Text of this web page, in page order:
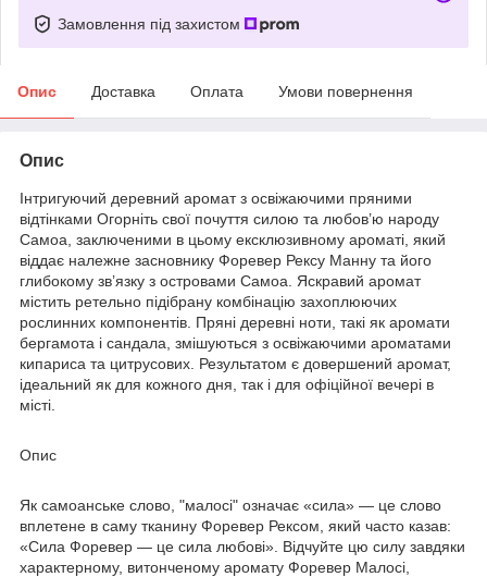
Замовлення під захистом
Опис Доставка Оплата Умови повернення
Опис
Інтригуючий деревний аромат з освіжаючими пряними
відтінками Огорніть свої почуття силою та любов’ю народу
Самоа, заключеними в цьому ексклюзивному ароматі, який
віддає належне засновнику Форевер Рексу Манну та його
глибокому зв’язку з островами Самоа. Яскравий аромат
містить ретельно підібрану комбінацію захоплюючих
рослинних компонентів. Пряні деревні ноти, такі як аромати
бергамота і сандала, змішуються з освіжаючими ароматами
кипариса та цитрусових. Результатом є довершений аромат,
ідеальний як для кожного дня, так і для офіційної вечері в
місті.
Опис
Як самоанське слово, "малосі" означає «сила» — це слово
вплетене в саму тканину Форевер Рексом, який часто казав:
«Сила Форевер — це сила любові». Відчуйте цю силу завдяки
характерному, витонченому аромату Форевер Малосі,